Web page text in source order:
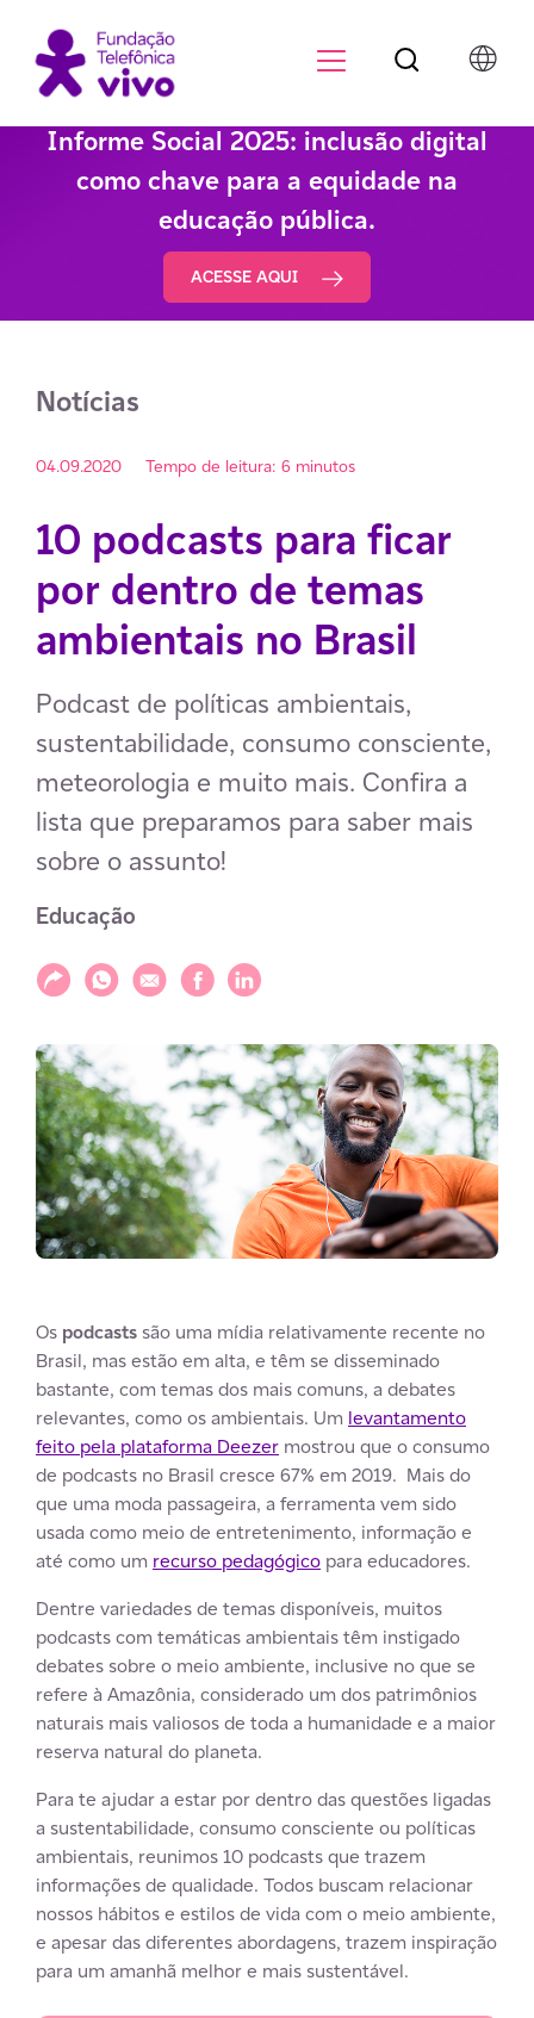
Informe Social 2025: inclusão digital
como chave para a equidade na
educação pública.
ACESSE AQUI
Notícias
04.09.2020 Tempo de leitura: 6 minutos
10 podcasts para ficar
por dentro de temas
ambientais no Brasil
Podcast de políticas ambientais,
sustentabilidade, consumo consciente,
meteorologia e muito mais. Confira a
lista que preparamos para saber mais
sobre o assunto!
Educação
Compartilhar
Compartilhar via WhatsApp
Compartilhar via E-mail
Compartilhar via Facebook
Compartilhar via LinkedIn
Os podcasts são uma mídia relativamente recente no
Brasil, mas estão em alta, e têm se disseminado
bastante, com temas dos mais comuns, a debates
relevantes, como os ambientais. Um levantamento
feito pela plataforma Deezer mostrou que o consumo
de podcasts no Brasil cresce 67% em 2019. Mais do
que uma moda passageira, a ferramenta vem sido
usada como meio de entretenimento, informação e
até como um recurso pedagógico para educadores.
Dentre variedades de temas disponíveis, muitos
podcasts com temáticas ambientais têm instigado
debates sobre o meio ambiente, inclusive no que se
refere à Amazônia, considerado um dos patrimônios
naturais mais valiosos de toda a humanidade e a maior
reserva natural do planeta.
Para te ajudar a estar por dentro das questões ligadas
a sustentabilidade, consumo consciente ou políticas
ambientais, reunimos 10 podcasts que trazem
informações de qualidade. Todos buscam relacionar
nossos hábitos e estilos de vida com o meio ambiente,
e apesar das diferentes abordagens, trazem inspiração
para um amanhã melhor e mais sustentável.
Botão de